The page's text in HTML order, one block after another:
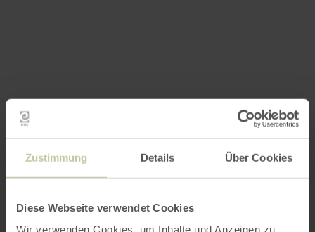
Zustimmung Details Über Cookies
Diese Webseite verwendet Cookies
Wir verwenden Cookies, um Inhalte und Anzeigen zu